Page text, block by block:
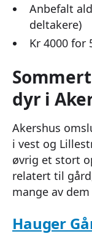
Anbefalt
deltakere)
Kr 4000 for
dyr i
Akershus
i vest og
øvrig et stort
relatert til
mange av
Hauger